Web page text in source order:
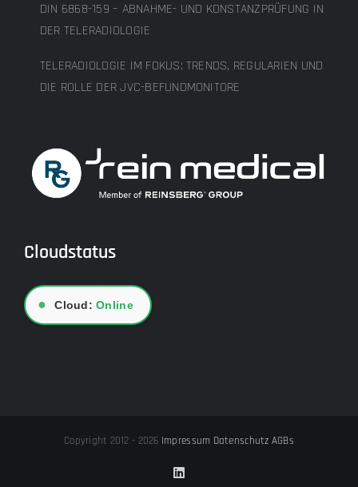
DIN 6868-159 – ABNAHME- UND KONSTANZPRÜFUNG IN
DER TELERADIOLOGIE
TELERADIOLOGIE IM FOKUS: TRENDS, REGULARIEN UND
DIE ROLLE DER JVC-BEFUNDMONITORE
Cloudstatus
● Cloud:Online
Copyright 2012 - 2026 Impressum Datenschutz AGBs
LinkedIn